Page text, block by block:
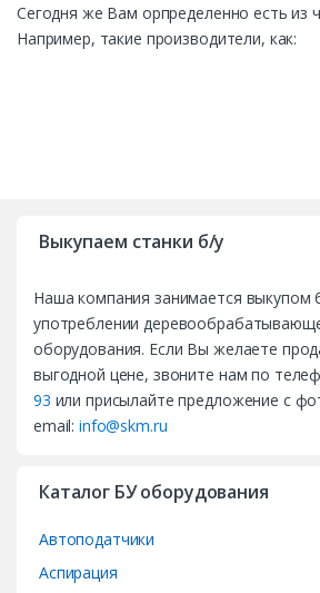
Сегодня же Вам орпределенно есть из
Например, такие производители, как:
Выкупаем станки б/у
Наша компания занимается выкупом
употреблении
оборудования. Если Вы желаете
выгодной цене, звоните нам по
93 или присылайте предложение с
email:info@skm.ru
Каталог БУ оборудования
Автоподатчики
Аспирация